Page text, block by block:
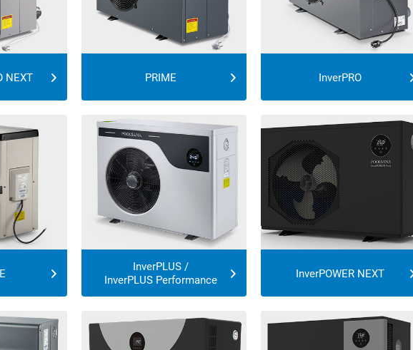
NEXT
InverPOWER NEXT
PRIME
InverPLUS /
InverPLUS Performance
InverPRO